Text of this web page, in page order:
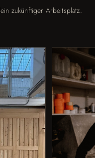
zukünftiger Arbeitsplatz.